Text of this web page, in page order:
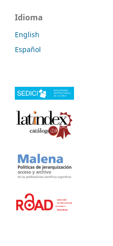
Idioma
English
Español